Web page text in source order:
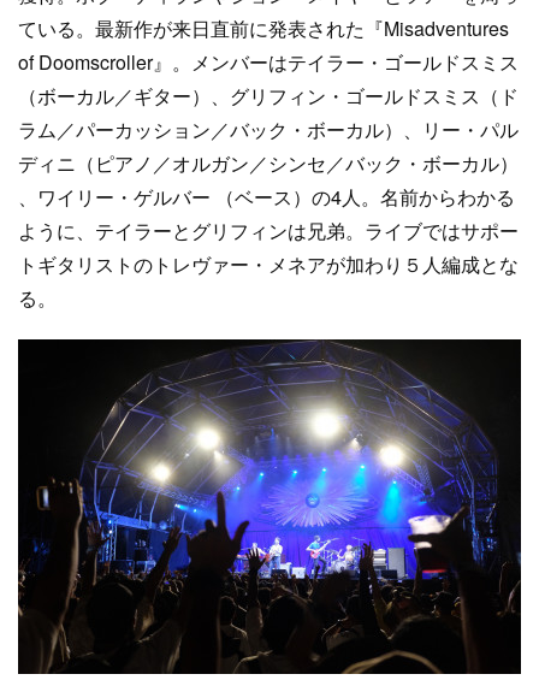
ている。最新作が来日直前に発表された『Misadventures
of Doomscroller』。メンバーはテイラー・ゴールドスミス
（ボーカル／ギター）、グリフィン・ゴールドスミス（ド
ラム／パーカッション／バック・ボーカル）、リー・パル
ディニ（ピアノ／オルガン／シンセ／バック・ボーカル）
、ワイリー・ゲルバー （ベース）の4人。名前からわかる
ように、テイラーとグリフィンは兄弟。ライブではサポー
トギタリストのトレヴァー・メネアが加わり５人編成とな
る。